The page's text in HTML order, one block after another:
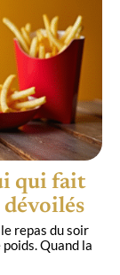
qui fait
dévoilés
repas du soir
Quand la